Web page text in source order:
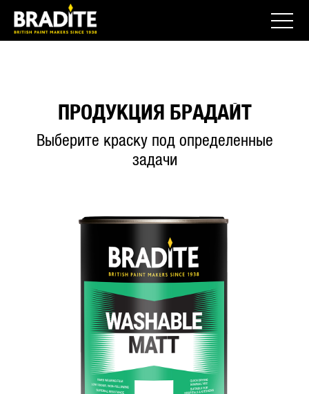
ПРОДУКЦИЯ БРАДАЙТ
Выберите краску под определенные
задачи